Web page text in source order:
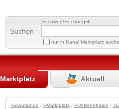
Suchen
Suchwort/Suchbegriff
nur in Kanal Marktplatz
Marktplatz Aktuell
»vivomondo / »Marktplatz/ »Unternehmen /